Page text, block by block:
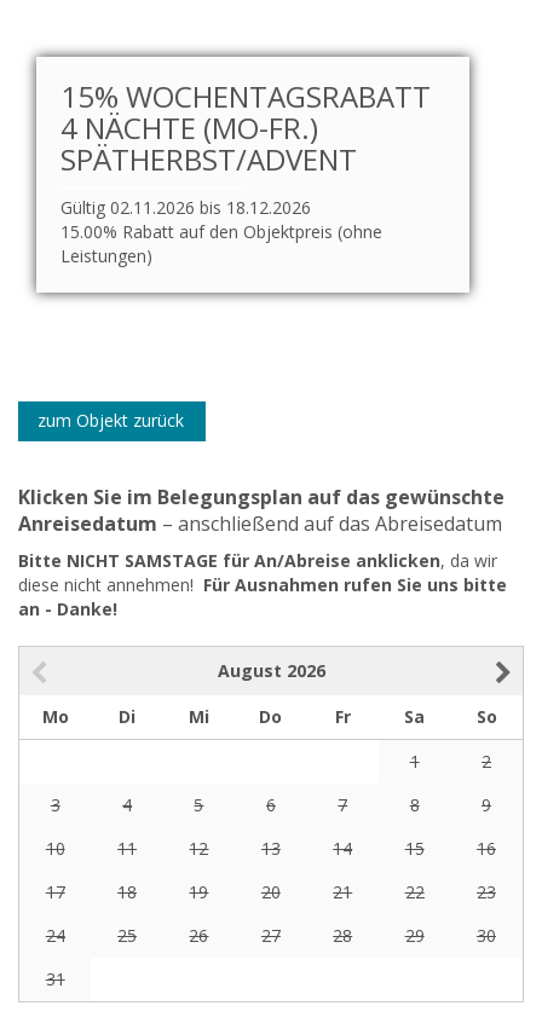
15% WOCHENTAGSRABATT
4 NÄCHTE (MO-FR.)
SPÄTHERBST/ADVENT
Gültig 02.11.2026 bis 18.12.2026
15.00% Rabatt auf den Objektpreis (ohne
Leistungen)
zum Objekt zurück
Klicken Sie im Belegungsplan auf das gewünschte
Anreisedatum – anschließend auf das Abreisedatum
Bitte NICHT SAMSTAGE für An/Abreise anklicken, da wir
diese nicht annehmen! Für Ausnahmen rufen Sie uns bitte
an - Danke!
August 2026
Mo
Di Mi Do Fr Sa
So
1
2
3
4 5 6 7 8
9
10
11 12 13 14 15
16
17
18 19 20 21 22
23
24
25 26 27 28 29
30
31